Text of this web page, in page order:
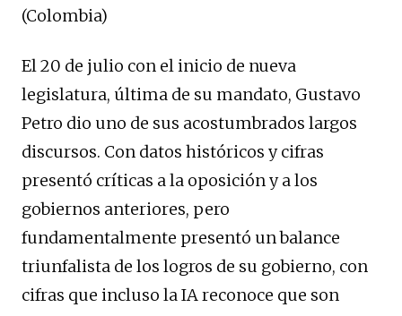
(Colombia)
El 20 de julio con el inicio de nueva
legislatura, última de su mandato, Gustavo
Petro dio uno de sus acostumbrados largos
discursos. Con datos históricos y cifras
presentó críticas a la oposición y a los
gobiernos anteriores, pero
fundamentalmente presentó un balance
triunfalista de los logros de su gobierno, con
cifras que incluso la IA reconoce que son